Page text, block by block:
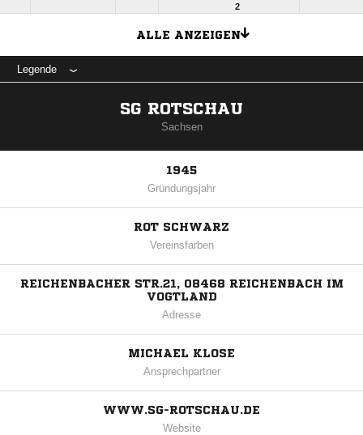
2
ALLE ANZEIGEN
Legende
SG ROTSCHAU
Sachsen
1945
Gründungsjahr
ROT SCHWARZ
Vereinsfarben
REICHENBACHER STR.21, 08468 REICHENBACH IM
VOGTLAND
Adresse
MICHAEL KLOSE
Ansprechpartner
WWW.SG-ROTSCHAU.DE
Website